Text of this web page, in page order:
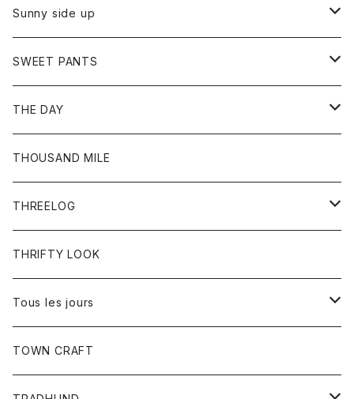
カーディガン
ワンピース
コート
オーバーオール
ブレスレット
リング
ブーツ
サンダル
Sunny side up
アウター
Ｇジャン
ボトム
ジーンズ
SWEET PANTS
ボトム
ショートパンツ
THE DAY
トップス
Tシャツ
THOUSAND MILE
THREELOG
トップス
Tシャツ
THRIFTY LOOK
Tous les jours
トップス
TOWN CRAFT